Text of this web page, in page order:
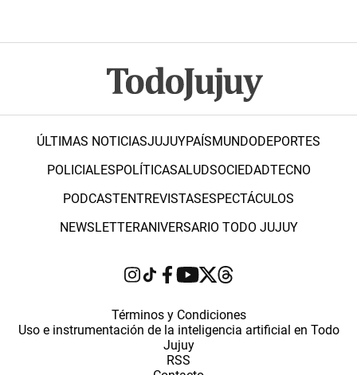
ÚLTIMAS NOTICIASJUJUYPAÍSMUNDODEPORTES
POLICIALESPOLÍTICASALUDSOCIEDADTECNO
PODCASTENTREVISTASESPECTÁCULOS
NEWSLETTERANIVERSARIO TODO JUJUY
Términos y Condiciones
Uso e instrumentación de la inteligencia artificial en Todo
Jujuy
RSS